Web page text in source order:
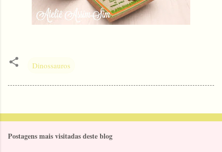
Dinossauros
Postagens mais visitadas deste blog